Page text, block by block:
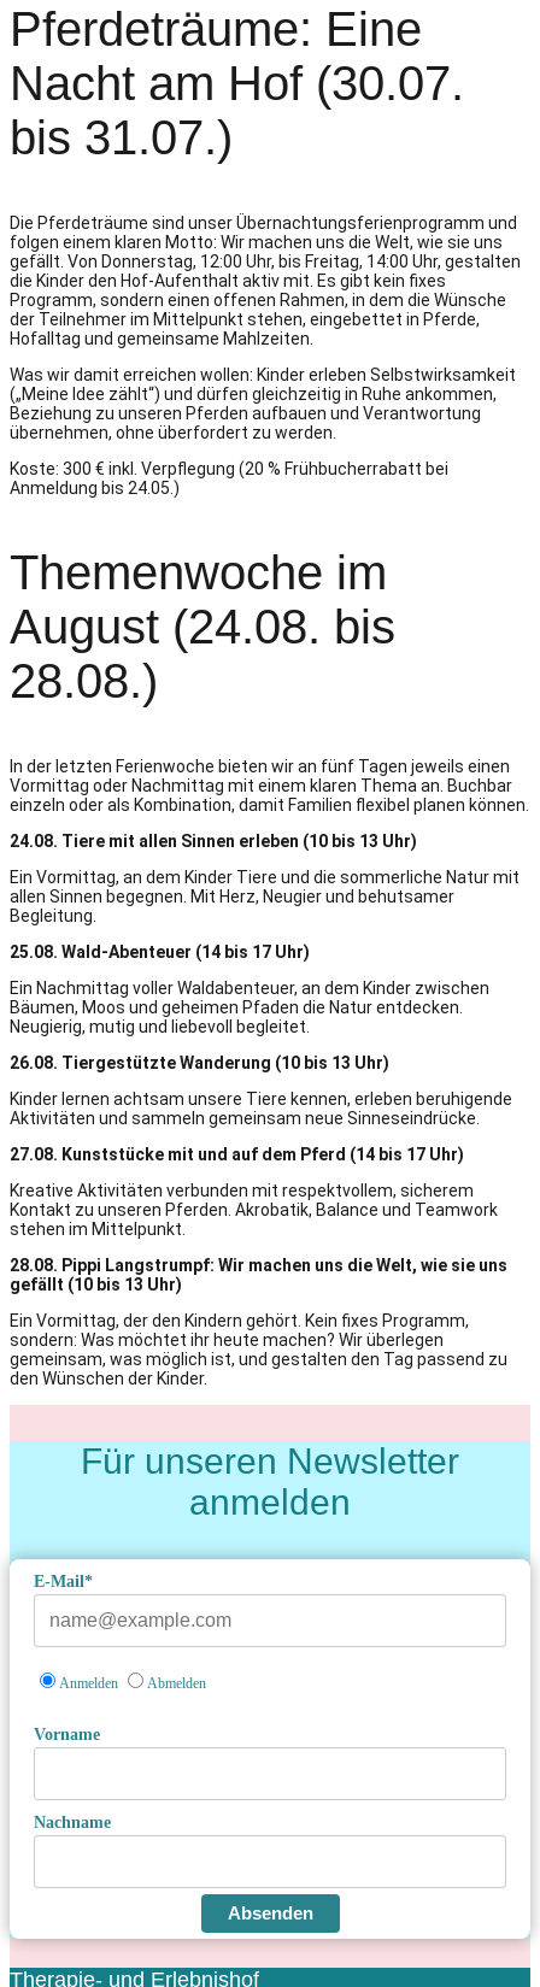
Pferdeträume: Eine
Nacht am Hof (30.07.
bis 31.07.)
Die Pferdeträume sind unser Übernachtungsferienprogramm und
folgen einem klaren Motto: Wir machen uns die Welt, wie sie uns
gefällt. Von Donnerstag, 12:00 Uhr, bis Freitag, 14:00 Uhr, gestalten
die Kinder den Hof-Aufenthalt aktiv mit. Es gibt kein fixes
Programm, sondern einen offenen Rahmen, in dem die Wünsche
der Teilnehmer im Mittelpunkt stehen, eingebettet in Pferde,
Hofalltag und gemeinsame Mahlzeiten.
Was wir damit erreichen wollen: Kinder erleben Selbstwirksamkeit
(„Meine Idee zählt“) und dürfen gleichzeitig in Ruhe ankommen,
Beziehung zu unseren Pferden aufbauen und Verantwortung
übernehmen, ohne überfordert zu werden.
Koste: 300 € inkl. Verpflegung (20 % Frühbucherrabatt bei
Anmeldung bis 24.05.)
Themenwoche im
August (24.08. bis
28.08.)
In der letzten Ferienwoche bieten wir an fünf Tagen jeweils einen
Vormittag oder Nachmittag mit einem klaren Thema an. Buchbar
einzeln oder als Kombination, damit Familien flexibel planen können.
24.08. Tiere mit allen Sinnen erleben (10 bis 13 Uhr)
Ein Vormittag, an dem Kinder Tiere und die sommerliche Natur mit
allen Sinnen begegnen. Mit Herz, Neugier und behutsamer
Begleitung.
25.08. Wald-Abenteuer (14 bis 17 Uhr)
Ein Nachmittag voller Waldabenteuer, an dem Kinder zwischen
Bäumen, Moos und geheimen Pfaden die Natur entdecken.
Neugierig, mutig und liebevoll begleitet.
26.08. Tiergestützte Wanderung (10 bis 13 Uhr)
Kinder lernen achtsam unsere Tiere kennen, erleben beruhigende
Aktivitäten und sammeln gemeinsam neue Sinneseindrücke.
27.08. Kunststücke mit und auf dem Pferd (14 bis 17 Uhr)
Kreative Aktivitäten verbunden mit respektvollem, sicherem
Kontakt zu unseren Pferden. Akrobatik, Balance und Teamwork
stehen im Mittelpunkt.
28.08. Pippi Langstrumpf: Wir machen uns die Welt, wie sie uns
gefällt (10 bis 13 Uhr)
Ein Vormittag, der den Kindern gehört. Kein fixes Programm,
sondern: Was möchtet ihr heute machen? Wir überlegen
gemeinsam, was möglich ist, und gestalten den Tag passend zu
den Wünschen der Kinder.
Für unseren Newsletter
anmelden
E-Mail*
Anmelden Abmelden
Vorname
Nachname
Absenden
Therapie- und Erlebnishof